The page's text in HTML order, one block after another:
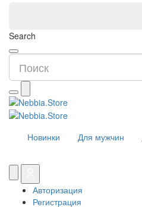
Search
Новинки Для мужчин
Авторизация
Регистрация